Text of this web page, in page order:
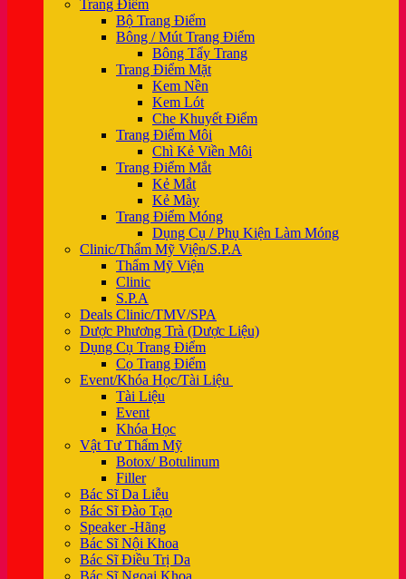
Trang Điểm
Bộ Trang Điểm
Bông / Mút Trang Điểm
Bông Tẩy Trang
Trang Điểm Mặt
Kem Nền
Kem Lót
Che Khuyết Điểm
Trang Điểm Môi
Chì Kẻ Viền Môi
Trang Điểm Mắt
Kẻ Mắt
Kẻ Mày
Trang Điểm Móng
Dụng Cụ / Phụ Kiện Làm Móng
Clinic/Thẩm Mỹ Viện/S.P.A
Thẩm Mỹ Viện
Clinic
S.P.A
Deals Clinic/TMV/SPA
Dược Phương Trà (Dược Liệu)
Dụng Cụ Trang Điểm
Cọ Trang Điểm
Event/Khóa Học/Tài Liệu
Tài Liệu
Event
Khóa Học
Vật Tư Thẩm Mỹ
Botox/ Botulinum
Filler
Bác Sĩ Da Liễu
Bác Sĩ Đào Tạo
Speaker -Hãng
Bác Sĩ Nội Khoa
Bác Sĩ Điều Trị Da
Bác Sĩ Ngoại Khoa